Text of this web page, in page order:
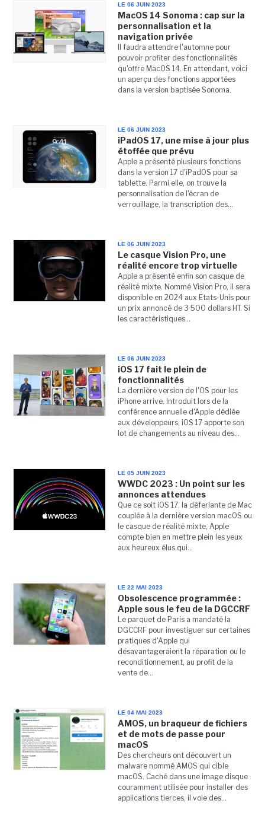
LE 06 JUIN 2023
MacOS 14 Sonoma : cap sur la
personnalisation et la
navigation privée
Il faudra attendre l'automne pour
pouvoir profiter des fonctionnalités
qu'offre MacOS 14. En attendant, voici
un aperçu des fonctions apportées
dans la version baptisée Sonoma.
LE 06 JUIN 2023
iPadOS 17, une mise à jour plus
étoffée que prévu
Apple a présenté plusieurs fonctions
dans la version 17 d'iPadOS pour sa
tablette. Parmi elle, on trouve la
personnalisation de l'écran de
verrouillage, la transcription des...
LE 06 JUIN 2023
Le casque Vision Pro, une
réalité encore trop virtuelle
Apple a présenté enfin son casque de
réalité mixte. Nommé Vision Pro, il sera
disponible en 2024 aux Etats-Unis pour
un prix annoncé de 3 500 dollars HT. Si
les caractéristiques...
LE 06 JUIN 2023
iOS 17 fait le plein de
fonctionnalités
La dernière version de l'OS pour les
iPhone arrive. Introduit lors de la
conférence annuelle d'Apple dédiée
aux développeurs, iOS 17 apporte son
lot de changements au niveau des...
LE 05 JUIN 2023
WWDC 2023 : Un point sur les
annonces attendues
Que ce soit iOS 17, la déferlante de Mac
couplée à la dernière version macOS ou
le casque de réalité mixte, Apple
compte bien en mettre plein les yeux
aux heureux élus qui...
LE 22 MAI 2023
Obsolescence programmée :
Apple sous le feu de la DGCCRF
Le parquet de Paris a mandaté la
DGCCRF pour investiguer sur certaines
pratiques d'Apple qui
désavantageraient la réparation ou le
reconditionnement, au profit de la
vente de...
LE 04 MAI 2023
AMOS, un braqueur de fichiers
et de mots de passe pour
macOS
Des chercheurs ont découvert un
malware nommé AMOS qui cible
macOS. Caché dans une image disque
couramment utilisée pour installer des
applications tierces, il vole des...